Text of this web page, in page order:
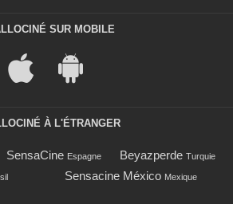
SUR MOBILE
À L'ÉTRANGER
SensaCine Espagne Beyazperde Turquie
Sensacine México Mexique